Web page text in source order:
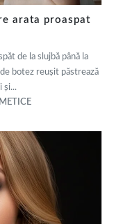
arata proaspat
de la slujbă până la
botez reușit păstrează
și...